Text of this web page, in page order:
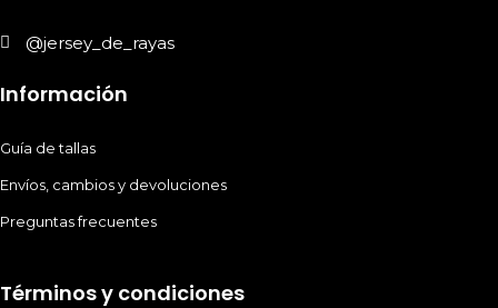
@jersey_de_rayas
Información
Guía de tallas
Envíos, cambios y devoluciones
Preguntas frecuentes
Términos y condiciones